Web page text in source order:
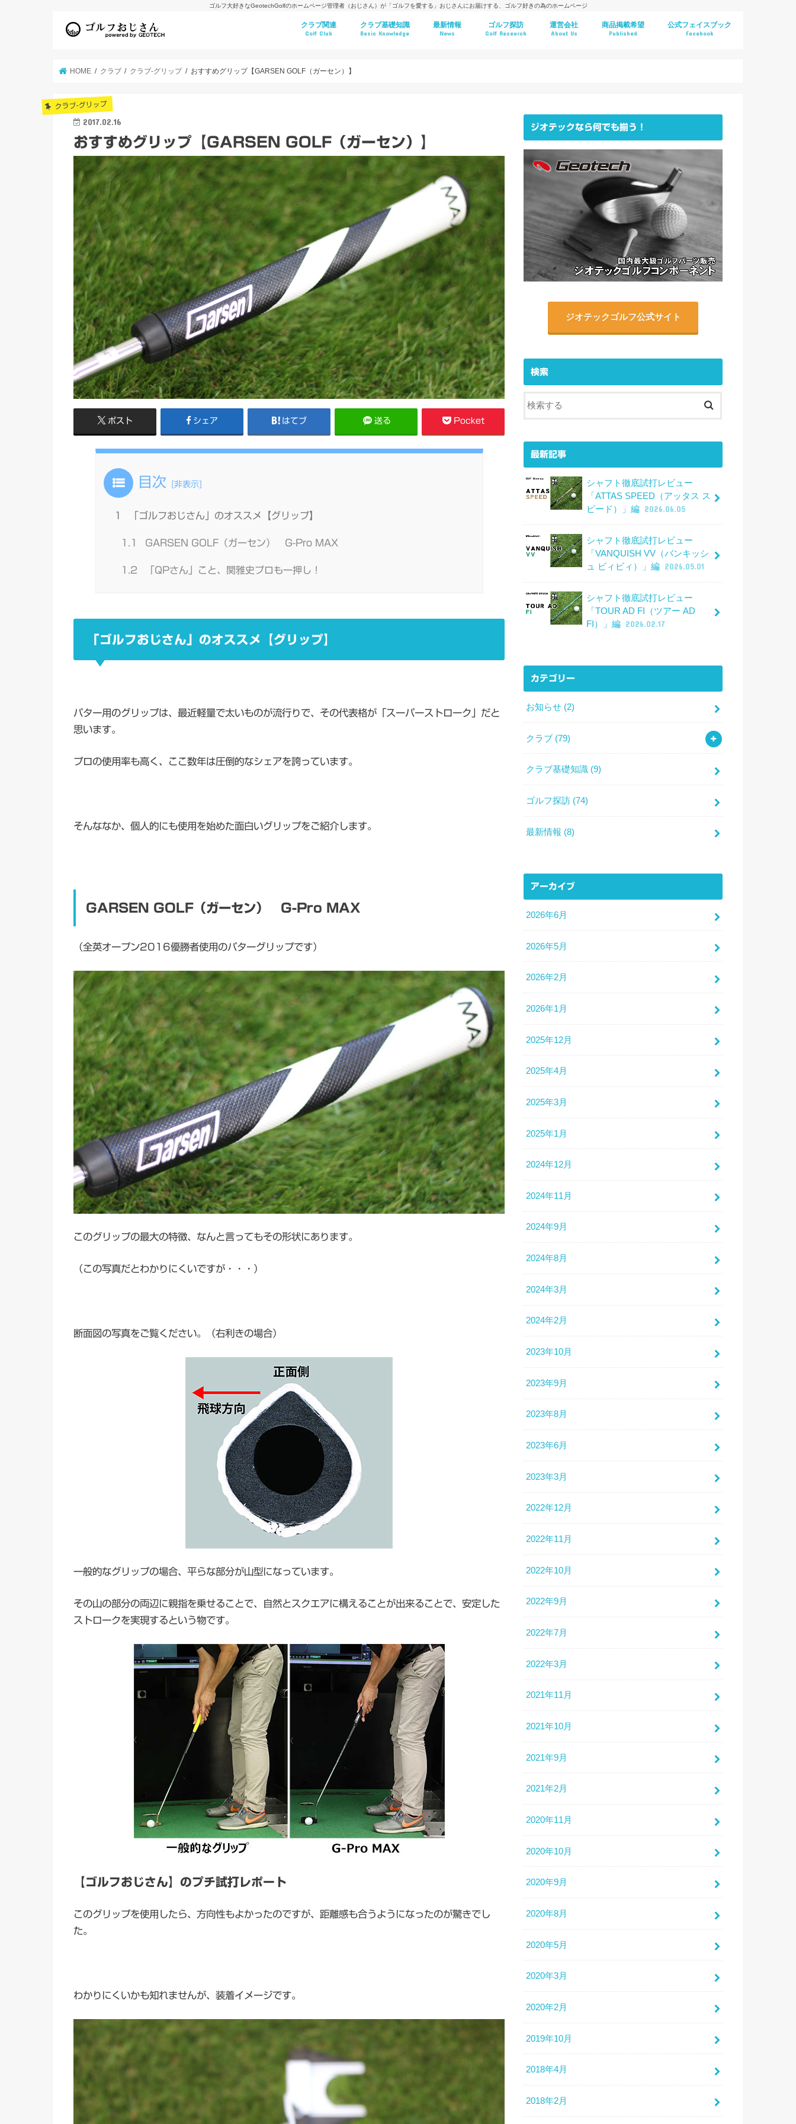
ゴルフ大好きなGeotechGolfのホームページ管理者（おじさん）が「ゴルフを愛する」おじさんにお届けする、ゴルフ好きの為のホームページ
クラブ関連
Golf Club
クラブ基礎知識
Basic Knowledge
最新情報
News
ゴルフ探訪
Golf Research
運営会社
About Us
商品掲載希望
Published
公式フェイスブック
Facebook
HOME クラブ クラブ-グリップ おすすめグリップ【GARSEN GOLF（ガーセン）】
クラブ-グリップ
2017.02.16
おすすめグリップ【GARSEN GOLF（ガーセン）】
ポスト シェア はてブ 送る Pocket
目次 非表示]
1 「ゴルフおじさん」のオススメ【グリップ】
1.1 GARSEN GOLF（ガーセン） G-Pro MAX
1.2 「QPさん」こと、関雅史プロも一押し！
「ゴルフおじさん」のオススメ【グリップ】
パター用のグリップは、最近軽量で太いものが流行りで、その代表格が「スーパーストローク」だと
思います。
プロの使用率も高く、ここ数年は圧倒的なシェアを誇っています。
そんななか、個人的にも使用を始めた面白いグリップをご紹介します。
GARSEN GOLF（ガーセン） G-Pro MAX
（全英オープン2016優勝者使用のパターグリップです）
このグリップの最大の特徴、なんと言ってもその形状にあります。
（この写真だとわかりにくいですが・・・）
断面図の写真をご覧ください。（右利きの場合）
一般的なグリップの場合、平らな部分が山型になっています。
その山の部分の両辺に親指を乗せることで、自然とスクエアに構えることが出来ることで、安定した
ストロークを実現するという物です。
【ゴルフおじさん】のプチ試打レポート
このグリップを使用したら、方向性もよかったのですが、距離感も合うようになったのが驚きでし
た。
わかりにくいかも知れませんが、装着イメージです。
ジオテックなら何でも揃う！
ジオテックゴルフ公式サイト
検索
最新記事
シャフト徹底試打レビュー
「ATTAS SPEED（アッタス ス
ピード）」編 2026.06.05
シャフト徹底試打レビュー
「VANQUISH VV（バンキッシ
ュ ビィビィ）」編 2026.05.01
シャフト徹底試打レビュー
「TOUR AD FI（ツアー AD
FI）」編 2026.02.17
カテゴリー
お知らせ (2)
クラブ (79)
クラブ基礎知識 (9)
ゴルフ探訪 (74)
最新情報 (8)
アーカイブ
2026年6月
2026年5月
2026年2月
2026年1月
2025年12月
2025年4月
2025年3月
2025年1月
2024年12月
2024年11月
2024年9月
2024年8月
2024年3月
2024年2月
2023年10月
2023年9月
2023年8月
2023年6月
2023年3月
2022年12月
2022年11月
2022年10月
2022年9月
2022年7月
2022年3月
2021年11月
2021年10月
2021年9月
2021年2月
2020年11月
2020年10月
2020年9月
2020年8月
2020年5月
2020年3月
2020年2月
2019年10月
2018年4月
2018年2月